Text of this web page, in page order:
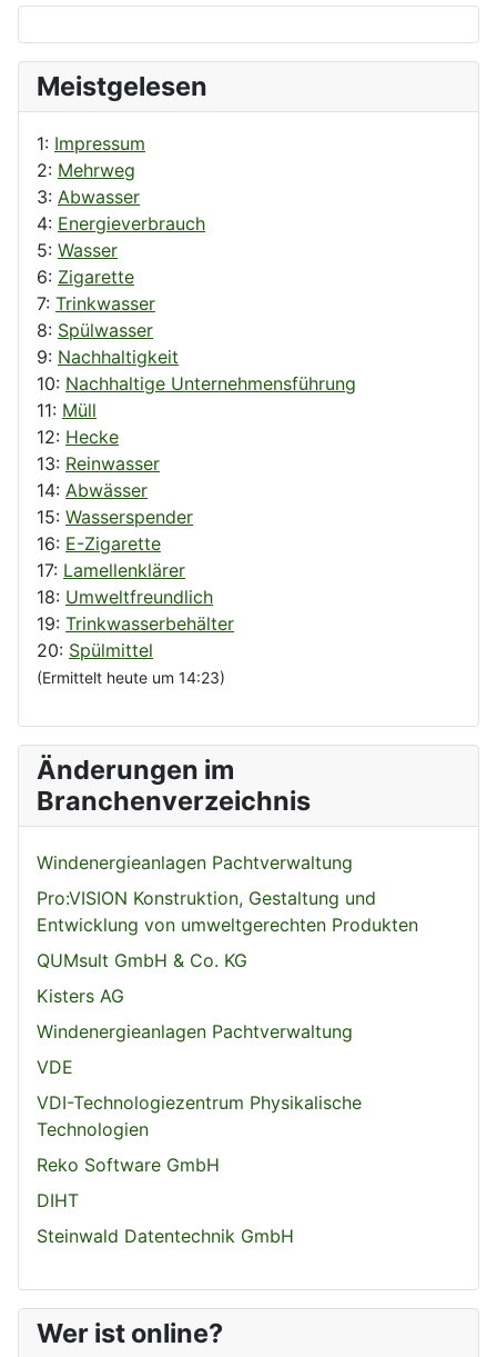
Meistgelesen
1: Impressum
2: Mehrweg
3: Abwasser
4: Energieverbrauch
5: Wasser
6: Zigarette
7: Trinkwasser
8: Spülwasser
9: Nachhaltigkeit
10: Nachhaltige Unternehmensführung
11: Müll
12: Hecke
13: Reinwasser
14: Abwässer
15: Wasserspender
16: E-Zigarette
17: Lamellenklärer
18: Umweltfreundlich
19: Trinkwasserbehälter
20: Spülmittel
(Ermittelt heute um 14:23)
Änderungen im
Branchenverzeichnis
Windenergieanlagen Pachtverwaltung
Pro:VISION Konstruktion, Gestaltung und
Entwicklung von umweltgerechten Produkten
QUMsult GmbH & Co. KG
Kisters AG
Windenergieanlagen Pachtverwaltung
VDE
VDI-Technologiezentrum Physikalische
Technologien
Reko Software GmbH
DIHT
Steinwald Datentechnik GmbH
Wer ist online?